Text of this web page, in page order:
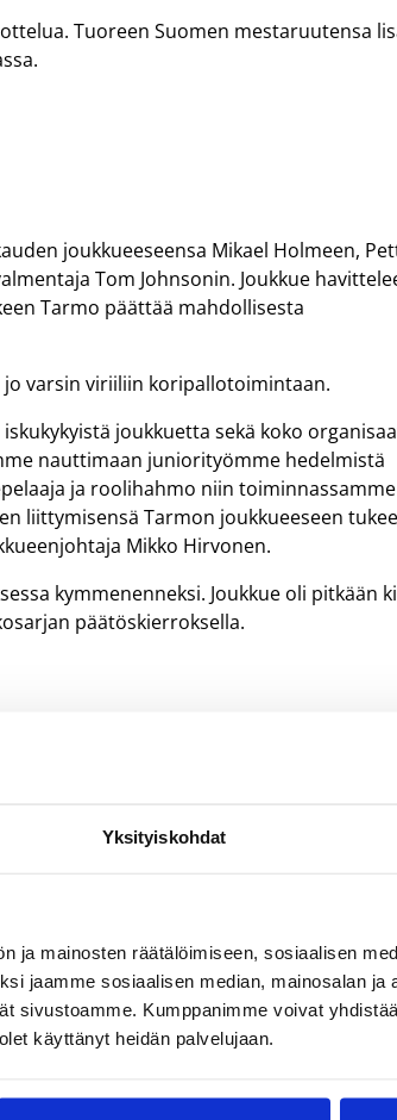
Yksityiskohdat
ja mainosten räätälöimiseen, sosiaalisen
jaamme sosiaalisen median, mainosalan ja
sivustoamme. Kumppanimme voivat
käyttänyt heidän palvelujaan.
Tuoreen Suomen mestaruutensa
joukkueeseensa Mikael Holmeen,
Tom Johnsonin. Joukkue
Tarmo päättää mahdollisesta
varsin viriiliin koripallotoimintaan.
joukkuetta sekä koko
nauttimaan juniorityömme hedelmistä
ja roolihahmo niin toiminnassamme
liittymisensä Tarmon joukkueeseen tukee
Mikko Hirvonen.
kymmenenneksi. Joukkue oli pitkään
päätöskierroksella.